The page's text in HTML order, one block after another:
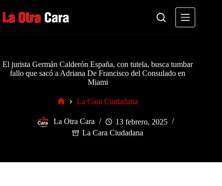
al
contenido
El jurista Germán Calderón España, con tutela, busca tumbar
fallo que sacó a Adriana De Francisco del Consulado en
Miami
La Cara Ciudadana
La Otra Cara
13 febrero, 2025
La Cara Ciudadana